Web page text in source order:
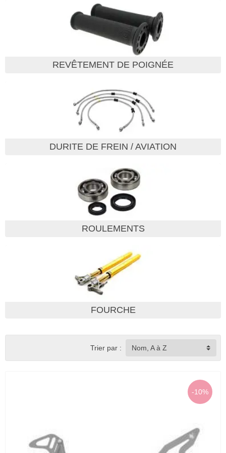
REVÊTEMENT DE POIGNÉE
DURITE DE FREIN / AVIATION
ROULEMENTS
FOURCHE
Trier par : Nom, A à Z
-10%